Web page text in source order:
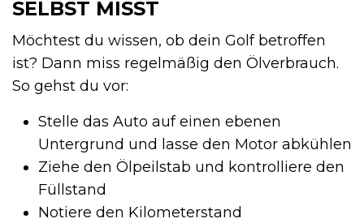
SELBST MISST
Möchtest du wissen, ob dein Golf betroffen
ist? Dann miss regelmäßig den Ölverbrauch.
So gehst du vor:
Stelle das Auto auf einen ebenen
Untergrund und lasse den Motor abkühlen
Ziehe den Ölpeilstab und kontrolliere den
Füllstand
Notiere den Kilometerstand